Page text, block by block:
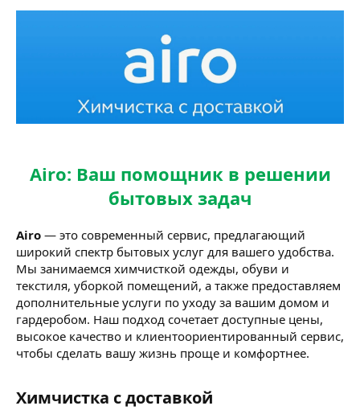
Airo: Ваш помощник в решении
бытовых задач
Airo — это современный сервис, предлагающий
широкий спектр бытовых услуг для вашего удобства.
Мы занимаемся химчисткой одежды, обуви и
текстиля, уборкой помещений, а также предоставляем
дополнительные услуги по уходу за вашим домом и
гардеробом. Наш подход сочетает доступные цены,
высокое качество и клиентоориентированный сервис,
чтобы сделать вашу жизнь проще и комфортнее.
Химчистка с доставкой